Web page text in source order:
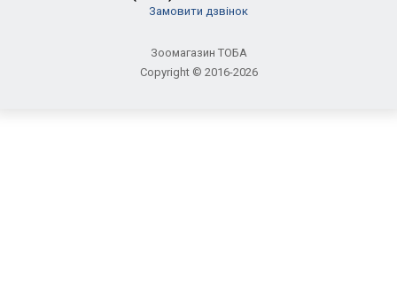
Замовити дзвінок
Зоомагазин ТОБА
Copyright © 2016-2026